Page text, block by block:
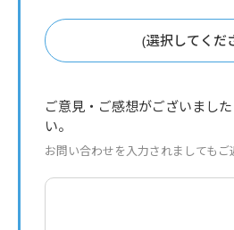
(選択してくだ
ご意見・ご感想がございまし
い。
お問い合わせを入力されましても